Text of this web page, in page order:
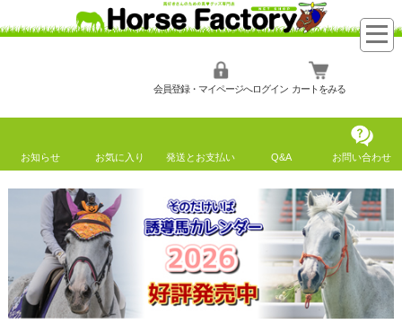
会員登録・マイページへログイン カートをみる
お知らせ お気に入り 発送とお支払い Q&A お問い合わせ